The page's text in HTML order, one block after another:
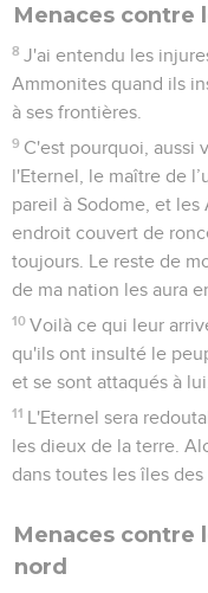
Menaces contre
8 J'ai entendu les
Ammonites quand ils
à ses frontières.
9 C'est pourquoi, aussi
l'Eternel, le maître de
pareil à Sodome, et les
endroit couvert de
toujours. Le reste de
de ma nation les aura
10 Voilà ce qui leur
qu'ils ont insulté le
et se sont attaqués à lui.
11 L'Eternel sera
les dieux de la terre.
dans toutes les îles des
Menaces contre
nord